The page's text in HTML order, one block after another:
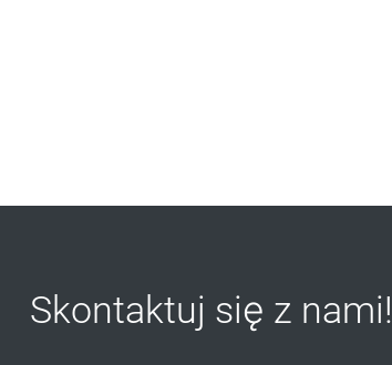
Skontaktuj się z nami!